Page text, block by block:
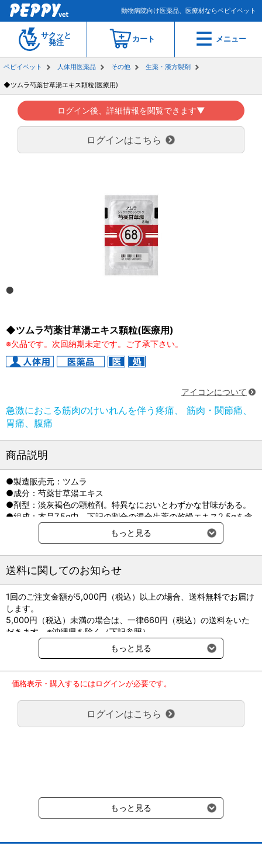
動物病院向け医薬品、医療材ならペピイベット
サクッと
発注
カート メニュー
ペピイベット 人体用医薬品 その他 生薬・漢方製剤
◆ツムラ芍薬甘草湯エキス顆粒(医療用)
ログイン後、詳細情報を閲覧できます▼
ログインはこちら
◆ツムラ芍薬甘草湯エキス顆粒(医療用)
※欠品です。次回納期未定です。ご了承下さい。
アイコンについて
急激におこる筋肉のけいれんを伴う疼痛、 筋肉・関節痛、
胃痛、腹痛
商品説明
●製造販売元：ツムラ
●成分：芍薬甘草湯エキス
●剤型：淡灰褐色の顆粒剤。特異なにおいとわずかな甘味がある。
●組成：本品7.5g中、下記の割合の混合生薬の乾燥エキス2.5gを含
日局カンゾウ6.0g、日局シャクヤク6.0g
もっと見る
送料に関してのお知らせ
1回のご注文金額が5,000円（税込）以上の場合、送料無料でお届け
します。
5,000円（税込）未満の場合は、一律660円（税込）の送料をいた
だきます。※沖縄県を除く（下記参照）
※2017年11月14日（火）より沖縄県へのお届けにつきましては、1
回のご注文金額（税込）が、30,000円以上で配送無料となります。
ご了承のほどよろしくお願い致します。
弊社都合でお届けが２回以上に分かれる場合の送料負担は、１回分
のみで新たな送料は発生しません。
大型商品送料が必要な商品をご注文の場合は、大型商品送料のみご
負担頂きます。
受けます。
もっと見る
価格表示・購入するにはログインが必要です。
ログインはこちら
もっと見る